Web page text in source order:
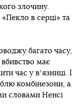
злочину.
в серці» та
багато часу,
має
час у вʼязниці. І
комбінезони, а
словами Ненсі